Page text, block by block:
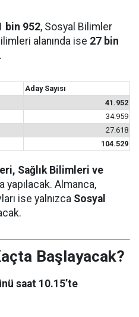
bin 952, Sosyal Bilimler
alanında ise 27 bin
Aday Sayısı
41.952
34.959
27.618
104.529
Sağlık Bilimleri ve
yapılacak. Almanca,
ise yalnızca Sosyal
Başlayacak?
saat 10.15’te